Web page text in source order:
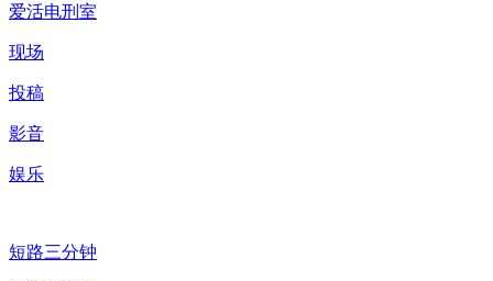
爱活电刑室
现场
投稿
影音
娱乐
短路三分钟